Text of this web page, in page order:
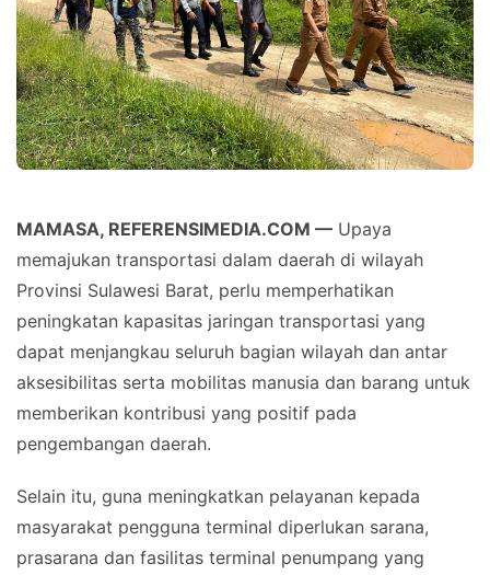
MAMASA, REFERENSIMEDIA.COM — Upaya
memajukan transportasi dalam daerah di wilayah
Provinsi Sulawesi Barat, perlu memperhatikan
peningkatan kapasitas jaringan transportasi yang
dapat menjangkau seluruh bagian wilayah dan antar
aksesibilitas serta mobilitas manusia dan barang untuk
memberikan kontribusi yang positif pada
pengembangan daerah.
Selain itu, guna meningkatkan pelayanan kepada
masyarakat pengguna terminal diperlukan sarana,
prasarana dan fasilitas terminal penumpang yang